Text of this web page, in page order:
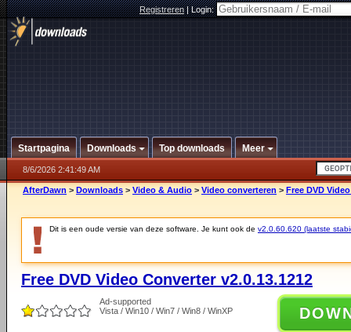
Registreren|Login:
Startpagina Downloads Top downloads Meer
8/6/2026 2:41:49 AM
AfterDawn > Downloads > Video & Audio > Video converteren > Free DVD
Dit is een oude versie van deze software. Je kunt ook de v2.0.60.620 (laatste
Free DVD Video Converter v2.0.13.1212
Ad-supported
Vista / Win10 / Win7 / Win8 / WinXP